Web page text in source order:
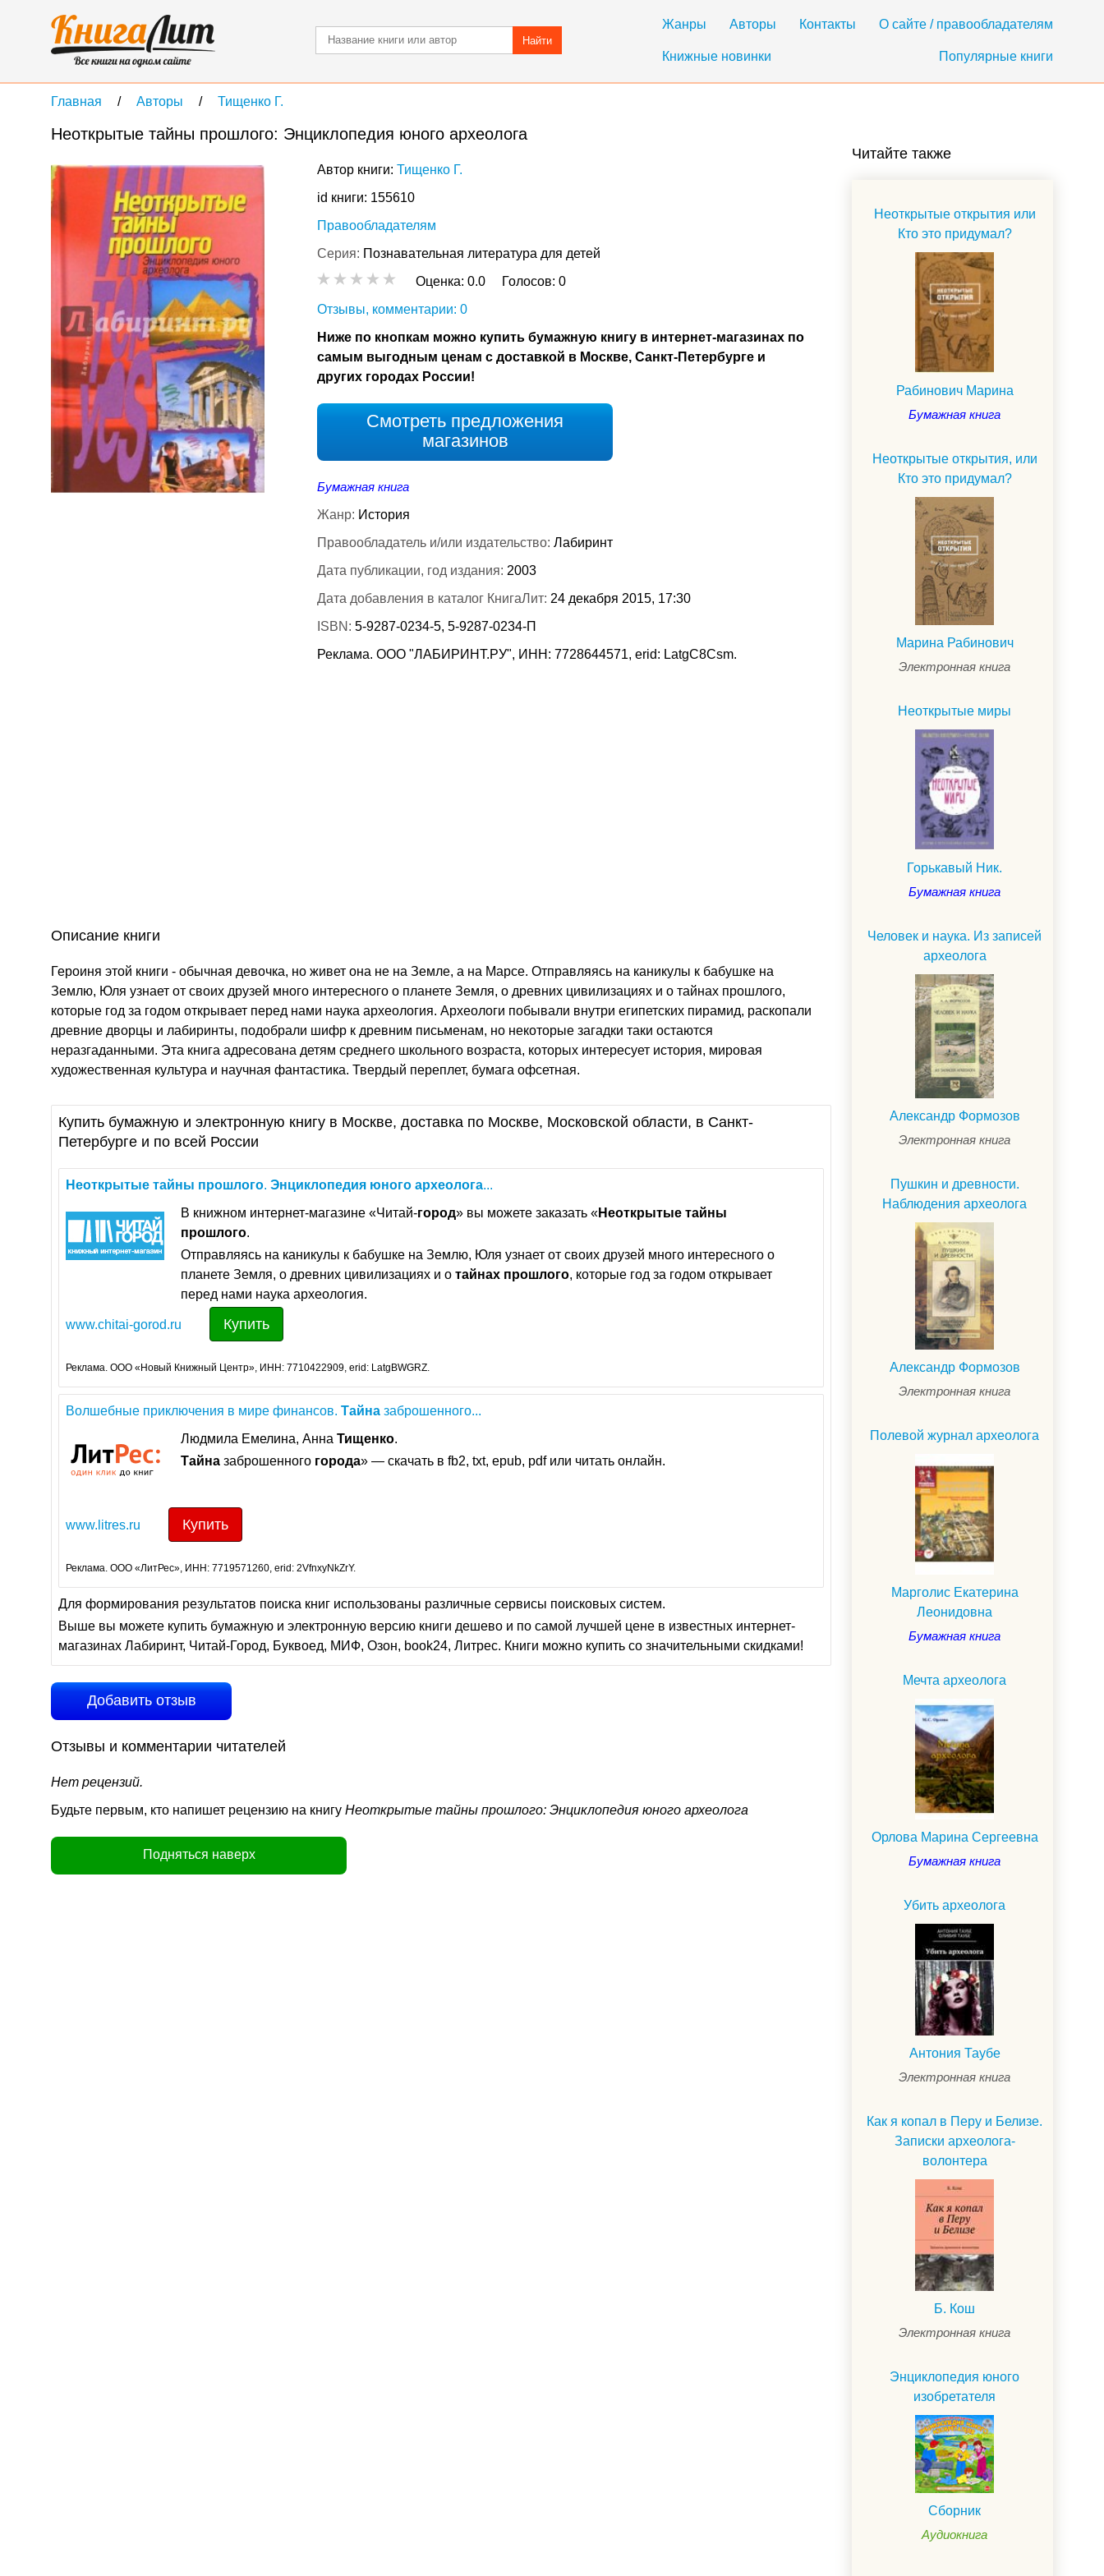
Жанры Авторы Контакты О сайте / правообладателям
Книжные новинки Популярные книги
Найти
Главная Авторы Тищенко Г.
Неоткрытые тайны прошлого: Энциклопедия юного археолога
Автор книги: Тищенко Г.
id книги: 155610
Правообладателям
Серия: Познавательная литература для детей
Оценка: 0.0 Голосов: 0
Отзывы, комментарии: 0
Ниже по кнопкам можно купить бумажную книгу в интернет-магазинах по
самым выгодным ценам с доставкой в Москве, Санкт-Петербурге и
других городах России!
Смотреть предложения
магазинов
Бумажная книга
Жанр: История
Правообладатель и/или издательство: Лабиринт
Дата публикации, год издания: 2003
Дата добавления в каталог КнигаЛит: 24 декабря 2015, 17:30
ISBN: 5-9287-0234-5, 5-9287-0234-П
Реклама. ООО "ЛАБИРИНТ.РУ", ИНН: 7728644571, erid: LatgC8Csm.
Описание книги
Героиня этой книги - обычная девочка, но живет она не на Земле, а на Марсе. Отправляясь на каникулы к бабушке на
Землю, Юля узнает от своих друзей много интересного о планете Земля, о древних цивилизациях и о тайнах прошлого,
которые год за годом открывает перед нами наука археология. Археологи побывали внутри египетских пирамид, раскопали
древние дворцы и лабиринты, подобрали шифр к древним письменам, но некоторые загадки таки остаются
неразгаданными. Эта книга адресована детям среднего школьного возраста, которых интересует история, мировая
художественная культура и научная фантастика. Твердый переплет, бумага офсетная.
Купить бумажную и электронную книгу в Москве, доставка по Москве, Московской области, в Санкт-
Петербурге и по всей России
Неоткрытые тайны прошлого. Энциклопедия юного археолога...
В книжном интернет-магазине «Читай-город» вы можете заказать «Неоткрытые тайны
прошлого.
Отправляясь на каникулы к бабушке на Землю, Юля узнает от своих друзей много интересного о
планете Земля, о древних цивилизациях и о тайнах прошлого, которые год за годом открывает
перед нами наука археология.
www.chitai-gorod.ru Купить
Реклама. ООО «Новый Книжный Центр», ИНН: 7710422909, erid: LatgBWGRZ.
Волшебные приключения в мире финансов. Тайна заброшенного...
Людмила Емелина, Анна Тищенко.
Тайна заброшенного города» — скачать в fb2, txt, epub, pdf или читать онлайн.
www.litres.ru Купить
Реклама. ООО «ЛитРес», ИНН: 7719571260, erid: 2VfnxyNkZrY.
Для формирования результатов поиска книг использованы различные сервисы поисковых систем.
Выше вы можете купить бумажную и электронную версию книги дешево и по самой лучшей цене в известных интернет-
магазинах Лабиринт, Читай-Город, Буквоед, МИФ, Озон, book24, Литрес. Книги можно купить со значительными скидками!
Добавить отзыв
Отзывы и комментарии читателей
Нет рецензий.
Будьте первым, кто напишет рецензию на книгу Неоткрытые тайны прошлого: Энциклопедия юного археолога
Подняться наверх
Читайте также
Неоткрытые открытия или
Кто это придумал?
Рабинович Марина
Бумажная книга
Неоткрытые открытия, или
Кто это придумал?
Марина Рабинович
Электронная книга
Неоткрытые миры
Горькавый Ник.
Бумажная книга
Человек и наука. Из записей
археолога
Александр Формозов
Электронная книга
Пушкин и древности.
Наблюдения археолога
Александр Формозов
Электронная книга
Полевой журнал археолога
Марголис Екатерина
Леонидовна
Бумажная книга
Мечта археолога
Орлова Марина Сергеевна
Бумажная книга
Убить археолога
Антония Таубе
Электронная книга
Как я копал в Перу и Белизе.
Записки археолога-
волонтера
Б. Кош
Электронная книга
Энциклопедия юного
изобретателя
Сборник
Аудиокнига